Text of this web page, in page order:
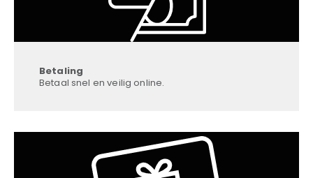
Betaling
Betaal snel en veilig online.